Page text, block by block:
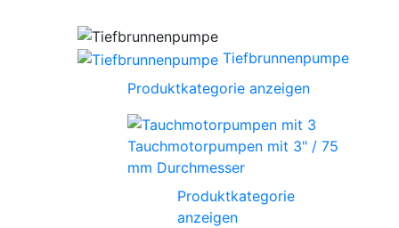
Tiefbrunnenpumpe
Produktkategorie anzeigen
Tauchmotorpumpen mit 3" / 75
mm Durchmesser
Produktkategorie
anzeigen